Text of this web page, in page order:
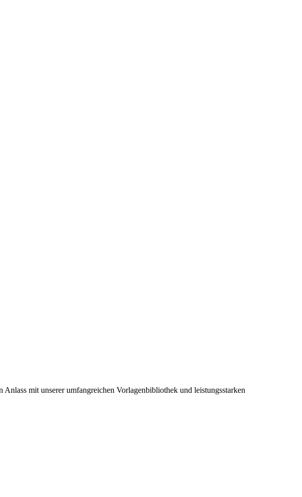
mit unserer umfangreichen Vorlagenbibliothek und leistungsstarken